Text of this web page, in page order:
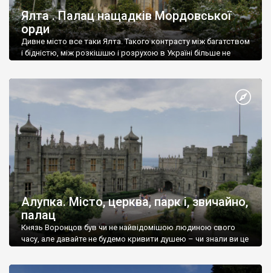
Ялта . Палац нащадків Мордовської
орди
Дивне місто все таки Ялта. Такого контрасту між багатством
і бідністю, між розкішшю і розрухою в Україні більше не
Алупка. Місто, церква, парк і, звичайно,
палац
Князь Воронцов був чи не найвідомішою людиною свого
часу, але давайте не будемо кривити душею – чи знали ви це